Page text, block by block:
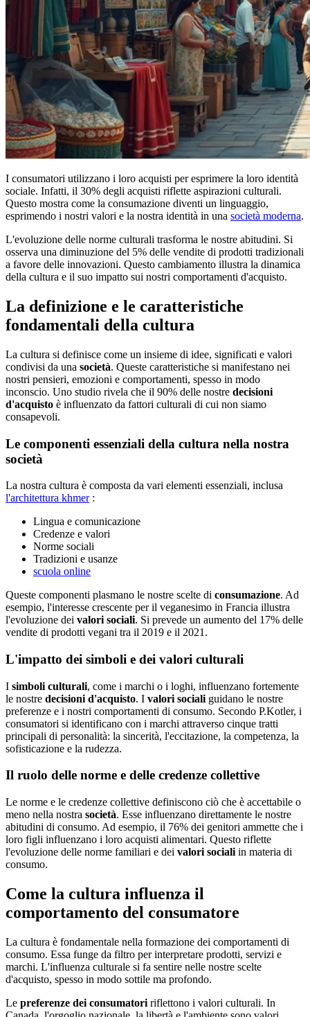
I consumatori utilizzano i loro acquisti per esprimere la loro identità
sociale. Infatti, il 30% degli acquisti riflette aspirazioni culturali.
Questo mostra come la consumazione diventi un linguaggio,
esprimendo i nostri valori e la nostra identità in una società moderna.
L'evoluzione delle norme culturali trasforma le nostre abitudini. Si
osserva una diminuzione del 5% delle vendite di prodotti tradizionali
a favore delle innovazioni. Questo cambiamento illustra la dinamica
della cultura e il suo impatto sui nostri comportamenti d'acquisto.
La definizione e le caratteristiche
fondamentali della cultura
La cultura si definisce come un insieme di idee, significati e valori
condivisi da una società. Queste caratteristiche si manifestano nei
nostri pensieri, emozioni e comportamenti, spesso in modo
inconscio. Uno studio rivela che il 90% delle nostre decisioni
d'acquisto è influenzato da fattori culturali di cui non siamo
consapevoli.
Le componenti essenziali della cultura nella nostra
società
La nostra cultura è composta da vari elementi essenziali, inclusa
l'architettura khmer:
Lingua e comunicazione
Credenze e valori
Norme sociali
Tradizioni e usanze
scuola online
Queste componenti plasmano le nostre scelte di consumazione. Ad
esempio, l'interesse crescente per il veganesimo in Francia illustra
l'evoluzione dei valori sociali. Si prevede un aumento del 17% delle
vendite di prodotti vegani tra il 2019 e il 2021.
L'impatto dei simboli e dei valori culturali
I simboli culturali, come i marchi o i loghi, influenzano fortemente
le nostre decisioni d'acquisto. I valori sociali guidano le nostre
preferenze e i nostri comportamenti di consumo. Secondo P.Kotler, i
consumatori si identificano con i marchi attraverso cinque tratti
principali di personalità: la sincerità, l'eccitazione, la competenza, la
sofisticazione e la rudezza.
Il ruolo delle norme e delle credenze collettive
Le norme e le credenze collettive definiscono ciò che è accettabile o
meno nella nostra società. Esse influenzano direttamente le nostre
abitudini di consumo. Ad esempio, il 76% dei genitori ammette che i
loro figli influenzano i loro acquisti alimentari. Questo riflette
l'evoluzione delle norme familiari e dei valori sociali in materia di
consumo.
Come la cultura influenza il
comportamento del consumatore
La cultura è fondamentale nella formazione dei comportamenti di
consumo. Essa funge da filtro per interpretare prodotti, servizi e
marchi. L'influenza culturale si fa sentire nelle nostre scelte
d'acquisto, spesso in modo sottile ma profondo.
Le preferenze dei consumatori riflettono i valori culturali. In